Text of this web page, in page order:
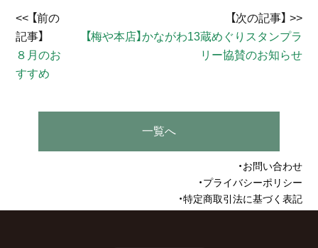
８月のお
すすめ
【梅や本店】かながわ13蔵めぐりスタンプラ
リー協賛のお知らせ
一覧へ
お問い合わせ
プライバシーポリシー
特定商取引法に基づく表記